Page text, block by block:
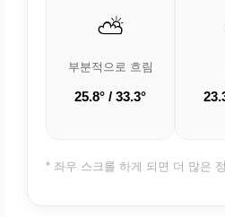
⛅
부분적으로 흐림
25.8° / 33.3°
* 좌우 스크롤 하게 되면 더 많은